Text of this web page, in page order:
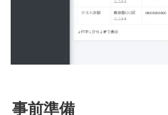
事前準備